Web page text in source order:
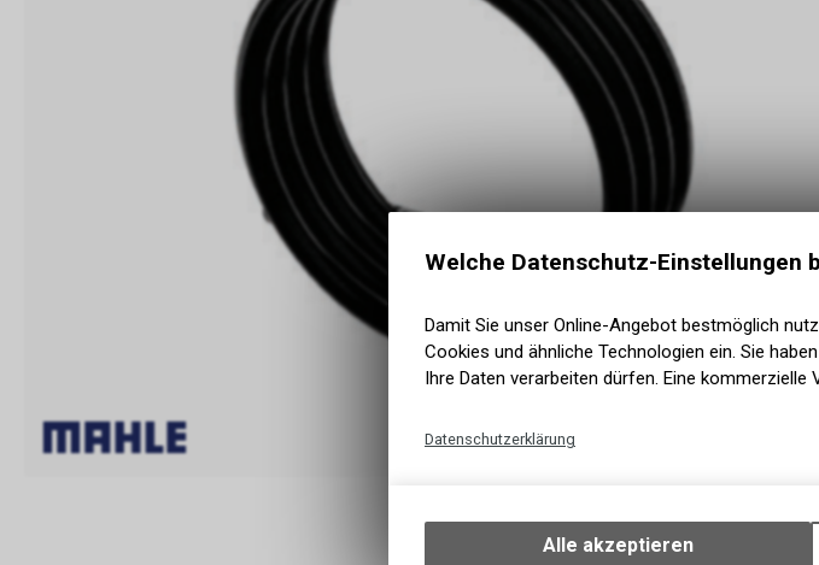
Welche Datenschutz-Einstellungen
Damit Sie unser Online-Angebot bestmöglich
Cookies und ähnliche Technologien ein. Sie
Ihre Daten verarbeiten dürfen. Eine kommerzielle
Datenschutzerklärung
Ihrem Gerät, um die
Alle akzeptieren